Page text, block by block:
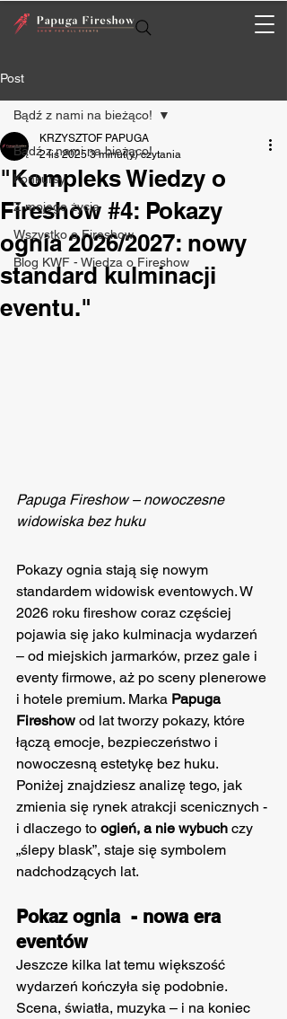
Post
Bądź z nami na bieżąco!
Konkursy
Z mojego życia
Wszystko o Fireshow
Blog KWF - Wiedza o Fireshow
Bądź z nami na bieżąco!
"Kompleks Wiedzy o
Fireshow #4: Pokazy
ognia 2026/2027: nowy
standard kulminacji
eventu."
KRZYSZTOF PAPUGA
2 lis 2025 3 minut(y) czytania
Papuga Fireshow – nowoczesne
widowiska bez huku
Pokazy ognia stają się nowym
standardem widowisk eventowych. W
2026 roku fireshow coraz częściej
pojawia się jako kulminacja wydarzeń
– od miejskich jarmarków, przez gale i
eventy firmowe, aż po sceny plenerowe
i hotele premium. Marka Papuga
Fireshow od lat tworzy pokazy, które
łączą emocje, bezpieczeństwo i
nowoczesną estetykę bez huku.
Poniżej znajdziesz analizę tego, jak
zmienia się rynek atrakcji scenicznych -
i dlaczego to ogień, a nie wybuch czy
„ślepy blask”, staje się symbolem
nadchodzących lat.
Pokaz ognia  - nowa era
eventów
Jeszcze kilka lat temu większość
wydarzeń kończyła się podobnie.
Scena, światła, muzyka – i na koniec